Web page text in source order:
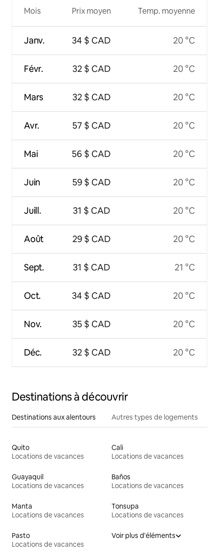
Mois
Janv.
Févr.
Mars
Avr.
Mai
Juin
Juill.
Août
Sept.
Oct.
Nov.
Déc.
Prix moyen
34 $ CAD
32 $ CAD
32 $ CAD
57 $ CAD
56 $ CAD
59 $ CAD
31 $ CAD
29 $ CAD
31 $ CAD
34 $ CAD
35 $ CAD
32 $ CAD
Temp. moyenne
20 °C
20 °C
20 °C
20 °C
20 °C
20 °C
20 °C
20 °C
21 °C
20 °C
20 °C
20 °C
Destinations à découvrir
Destinations aux alentours Autres types de logements
Quito
Locations de vacances
Cali
Locations de vacances
Guayaquil
Locations de vacances
Baños
Locations de vacances
Manta
Locations de vacances
Tonsupa
Locations de vacances
Pasto
Locations de vacances
Voir plus d'éléments